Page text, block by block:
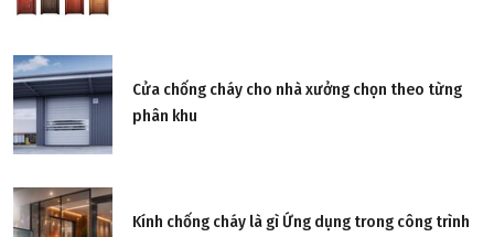
Cửa chống cháy cho nhà xưởng chọn theo từng
phân khu
Kính chống cháy là gì Ứng dụng trong công trình